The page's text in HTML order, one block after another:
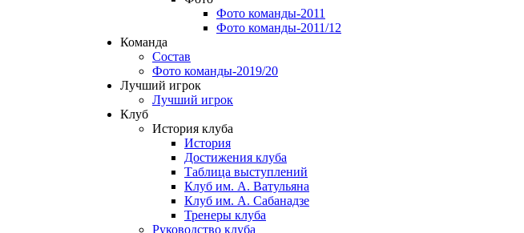
Фото команды-2011
Фото команды-2011/12
Команда
Состав
Фото команды-2019/20
Лучший игрок
Лучший игрок
Клуб
История клуба
История
Достижения клуба
Таблица выступлений
Клуб им. А. Ватульяна
Клуб им. А. Сабанадзе
Тренеры клуба
Руководство клуба